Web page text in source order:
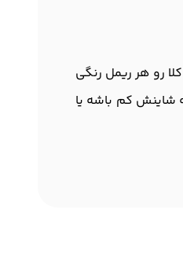
رو هر ریمل رنگی
شاینش کم باشه یا